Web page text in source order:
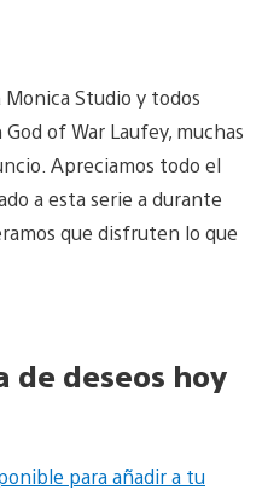
Studio y todos
of War Laufey, muchas
Apreciamos todo el
a esta serie a durante
que disfruten lo que
de deseos hoy
para añadir a tu